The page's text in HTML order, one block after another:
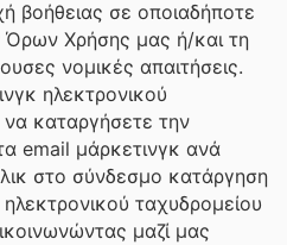
βοήθειας σε οποιαδήποτε
Όρων Χρήσης μας ή/και τη
νομικές απαιτήσεις.
ηλεκτρονικού
καταργήσετε την
email μάρκετινγκ ανά
στο σύνδεσμο κατάργηση
ταχυδρομείου
μαζί μας